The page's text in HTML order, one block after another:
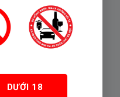
DƯỚI 18